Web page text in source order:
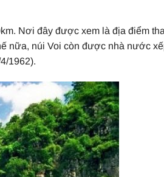
Nơi đây được xem là địa điểm
nữa, núi Voi còn được nhà nước
1962).